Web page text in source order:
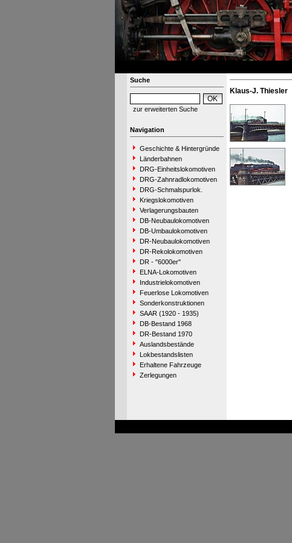
Suche
zur erweiterten Suche
Navigation
Geschichte & Hintergründe
Länderbahnen
DRG-Einheitslokomotiven
DRG-Zahnradlokomotiven
DRG-Schmalspurlok.
Kriegslokomotiven
Verlagerungsbauten
DB-Neubaulokomotiven
DB-Umbaulokomotiven
DR-Neubaulokomotiven
DR-Rekolokomotiven
DR - "6000er"
ELNA-Lokomotiven
Industrielokomotiven
Feuerlose Lokomotiven
Sonderkonstruktionen
SAAR (1920 - 1935)
DB-Bestand 1968
DR-Bestand 1970
Auslandsbestände
Lokbestandslisten
Erhaltene Fahrzeuge
Zerlegungen
Klaus-J. Thiesler